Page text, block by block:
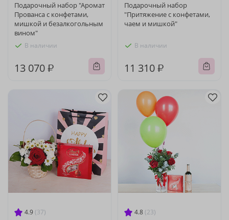
Подарочный набор "Аромат
Прованса с конфетами,
мишкой и безалкогольным
вином"
В наличии
13 070 ₽
Подарочный набор
"Притяжение с конфетами,
чаем и мишкой"
В наличии
11 310 ₽
4.9 (37) 4.8 (23)